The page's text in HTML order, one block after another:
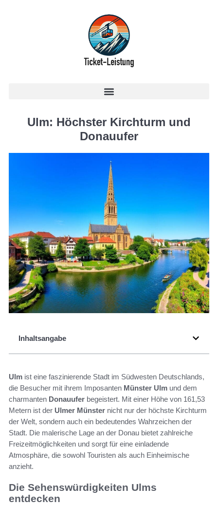
Ulm: Höchster Kirchturm und
Donauufer
Inhaltsangabe
Ulm ist eine faszinierende Stadt im Südwesten Deutschlands,
die Besucher mit ihrem Imposanten Münster Ulm und dem
charmanten Donauufer begeistert. Mit einer Höhe von 161,53
Metern ist der Ulmer Münster nicht nur der höchste Kirchturm
der Welt, sondern auch ein bedeutendes Wahrzeichen der
Stadt. Die malerische Lage an der Donau bietet zahlreiche
Freizeitmöglichkeiten und sorgt für eine einladende
Atmosphäre, die sowohl Touristen als auch Einheimische
anzieht.
Die Sehenswürdigkeiten Ulms
entdecken